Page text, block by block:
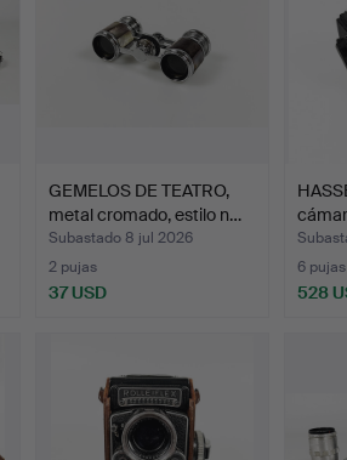
GEMELOS DE TEATRO,
metal cromado, estilo n…
Subastado 8 jul 2026
2 pujas
37 USD
6 pujas
528